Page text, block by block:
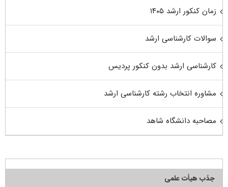
زمان کنکور ارشد ۱۴۰۵
سوالات کارشناسی ارشد
کارشناسی ارشد بدون کنکور پردیس
مشاوره انتخاب رشته کارشناسی ارشد
مصاحبه دانشگاه شاهد
جذب هیأت علمی